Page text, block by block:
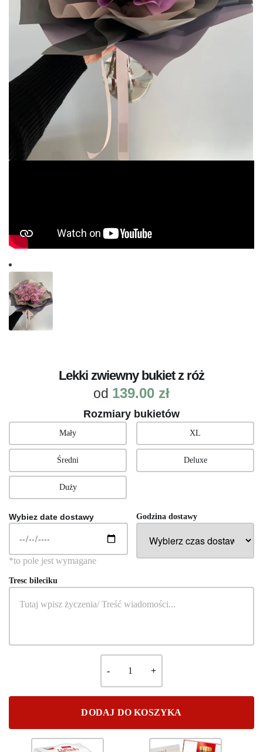
Lekki zwiewny bukiet z róż
od 139.00 zł
Rozmiary bukietów
Mały
Średni
Duży
XL
Deluxe
Wybiez date dostawy Godzina dostawy
Tresc bileciku
DODAJ DO KOSZYKA